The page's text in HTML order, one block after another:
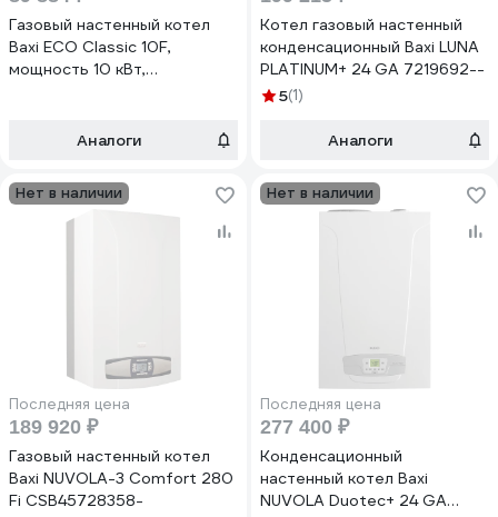
Газовый настенный котел
Baxi ECO Classic 10F,
мощность 10 кВт,
Аналоги
Котел газовый настенный
конденсационный Baxi LUNA
PLATINUM+ 24 GA 7219692--
5(1)
Аналоги
Нет в наличии
Последняя цена
189 920 ₽
Газовый настенный котел
Baxi NUVOLA-3 Comfort 280
Fi CSB45728358-
Нет в наличии
Последняя цена
277 400 ₽
Конденсационный
настенный котел Baxi
NUVOLA Duotec+ 24 GA